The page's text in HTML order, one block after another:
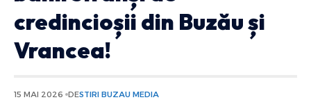
credincioșii din Buzău și
Vrancea!
15 MAI 2026 DESTIRI BUZAU MEDIA